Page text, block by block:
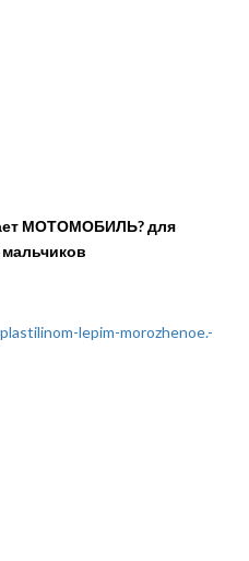
МОТОМОБИЛЬ? для